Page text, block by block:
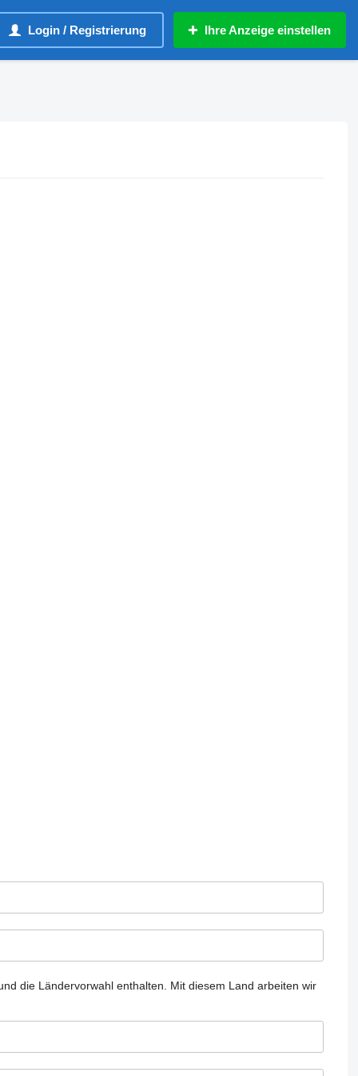
Login / Registrierung Ihre Anzeige einstellen
die Ländervorwahl enthalten.
Mit diesem Land arbeiten wir